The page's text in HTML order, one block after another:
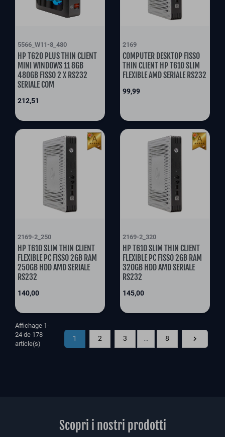
5566_W11-8_480
HP T620 PLUS THIN CLIENT
MINI WINDOWS 11 8GB
480GB FISSO 2 X RS232
SERIALE COM
Prix
212,51
2169
COMPUTER DESKTOP FISSO
THIN CLIENT HP T610 SLIM
FLEXIBLE AMD SERIALE RS232
Prix
99,99
2169-2_250
HP T610 SLIM THIN CLIENT
FLEXIBLE PC FISSO 2GB RAM
250GB HDD AMD SERIALE
RS232
Prix
140,00
2169-2_320
HP T610 SLIM THIN CLIENT
FLEXIBLE PC FISSO 2GB RAM
320GB HDD AMD SERIALE
RS232
Prix
145,00
Affichage 1-
24 de 178
article(s)
1 2 3 … 8 Suivant

Scopri i nostri prodotti